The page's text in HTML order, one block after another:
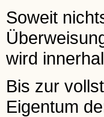
Soweit
wird
Bis zur
Eigentum